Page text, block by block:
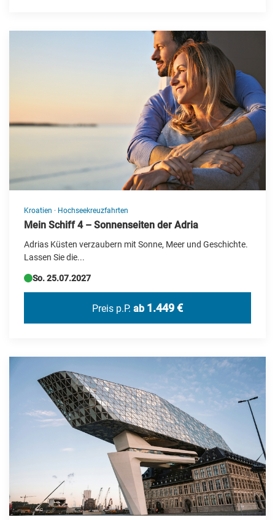
Kroatien · Hochseekreuzfahrten
Mein Schiff 4 – Sonnenseiten der Adria
Adrias Küsten verzaubern mit Sonne, Meer und Geschichte.
Lassen Sie die...
So. 25.07.2027
Preis p.P. ab 1.449 €